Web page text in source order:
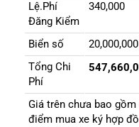
Lệ.Phí
Đăng Kiểm
340,000
Biển số 20,000,000
Tổng Chi
Phí
Giá trên chưa bao
điểm mua xe ký hợp